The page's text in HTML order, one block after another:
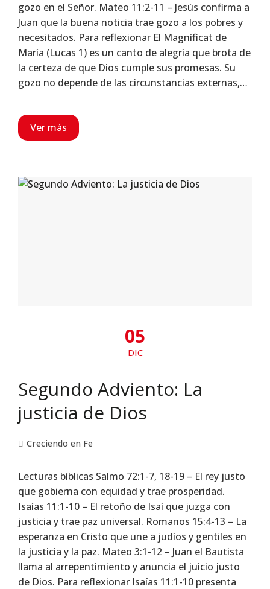
gozo en el Señor. Mateo 11:2-11 – Jesús confirma a
Juan que la buena noticia trae gozo a los pobres y
necesitados. Para reflexionar El Magníficat de
María (Lucas 1) es un canto de alegría que brota de
la certeza de que Dios cumple sus promesas. Su
gozo no depende de las circunstancias externas,…
Ver más
05
DIC
Segundo Adviento: La
justicia de Dios
Creciendo en Fe
Lecturas bíblicas Salmo 72:1-7, 18-19 – El rey justo
que gobierna con equidad y trae prosperidad.
Isaías 11:1-10 – El retoño de Isaí que juzga con
justicia y trae paz universal. Romanos 15:4-13 – La
esperanza en Cristo que une a judíos y gentiles en
la justicia y la paz. Mateo 3:1-12 – Juan el Bautista
llama al arrepentimiento y anuncia el juicio justo
de Dios. Para reflexionar Isaías 11:1-10 presenta